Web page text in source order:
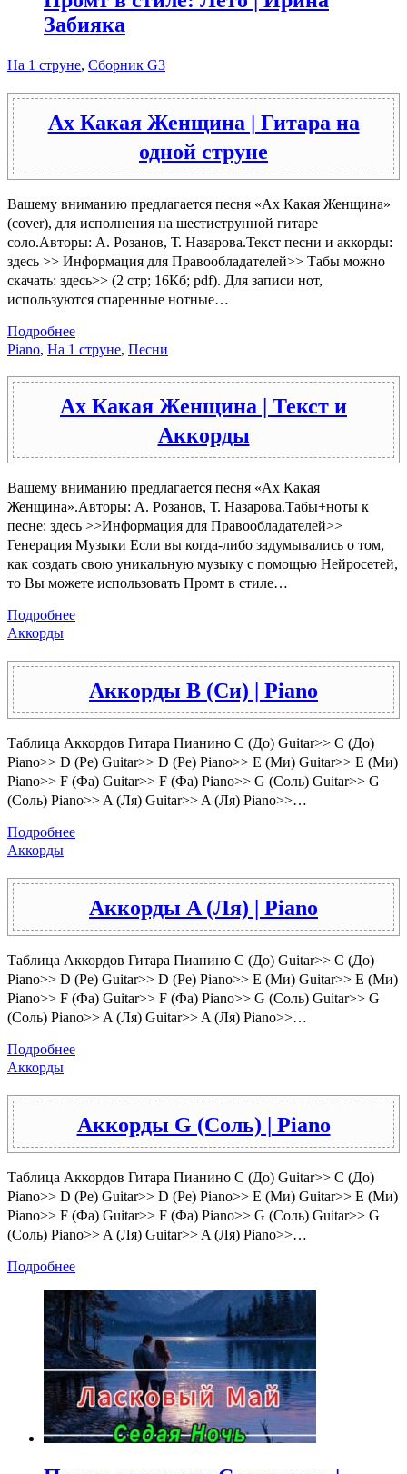
Забияка
На 1 струне, Сборник G3
Ах Какая Женщина | Гитара на
одной струне
Вашему вниманию предлагается песня «Ах Какая Женщина»
(cover), для исполнения на шестиструнной гитаре
соло.Авторы: А. Розанов, Т. Назарова.Текст песни и аккорды:
здесь >> Информация для Правообладателей>> Табы можно
скачать: здесь>> (2 стр; 16Кб; pdf). Для записи нот,
используются спаренные нотные…
Подробнее
Piano, На 1 струне, Песни
Ах Какая Женщина | Текст и
Аккорды
Вашему вниманию предлагается песня «Ах Какая
Женщина».Авторы: А. Розанов, Т. Назарова.Табы+ноты к
песне: здесь >>Информация для Правообладателей>>
Генерация Музыки Если вы когда-либо задумывались о том,
как создать свою уникальную музыку с помощью Нейросетей,
то Вы можете использовать Промт в стиле…
Подробнее
Аккорды
Аккорды B (Си) | Piano
Таблица Аккордов Гитара Пианино C (До) Guitar>> C (До)
Piano>> D (Ре) Guitar>> D (Ре) Piano>> E (Ми) Guitar>> E (Ми)
Piano>> F (Фа) Guitar>> F (Фа) Piano>> G (Соль) Guitar>> G
(Соль) Piano>> A (Ля) Guitar>> A (Ля) Piano>>…
Подробнее
Аккорды
Аккорды A (Ля) | Piano
Таблица Аккордов Гитара Пианино C (До) Guitar>> C (До)
Piano>> D (Ре) Guitar>> D (Ре) Piano>> E (Ми) Guitar>> E (Ми)
Piano>> F (Фа) Guitar>> F (Фа) Piano>> G (Соль) Guitar>> G
(Соль) Piano>> A (Ля) Guitar>> A (Ля) Piano>>…
Подробнее
Аккорды
Аккорды G (Соль) | Piano
Таблица Аккордов Гитара Пианино C (До) Guitar>> C (До)
Piano>> D (Ре) Guitar>> D (Ре) Piano>> E (Ми) Guitar>> E (Ми)
Piano>> F (Фа) Guitar>> F (Фа) Piano>> G (Соль) Guitar>> G
(Соль) Piano>> A (Ля) Guitar>> A (Ля) Piano>>…
Подробнее